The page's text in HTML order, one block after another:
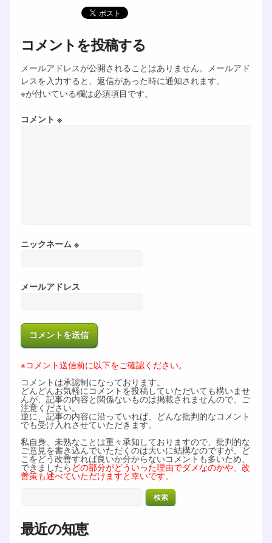
コメントを投稿する
メールアドレスが公開されることはありません。メールアド
レスを入力すると、返信があった時に通知されます。
※が付いている欄は必須項目です。
コメント ※
ニックネーム ※
メールアドレス
※コメント送信前に以下をご確認ください。
コメントは承認制になっております。
どんどんお気軽にコメントを投稿していただいても構いませ
んが、記事の内容と関係ないものは掲載されませんので、ご
注意ください。
逆に、記事の内容に沿っていれば、どんな批判的なコメント
でも受け入れさせていただきます。
私自身、未熟なことは重々承知しておりますので、批判的な
ご意見を書き込んでいただくのは大いに結構なのですが、ど
こをどう改善すれば良いか分からないコメントも多いため、
できましたら どの部分がどういった理由でダメなのかや、改
善策も述べていただけますと幸いです。
最近の知恵